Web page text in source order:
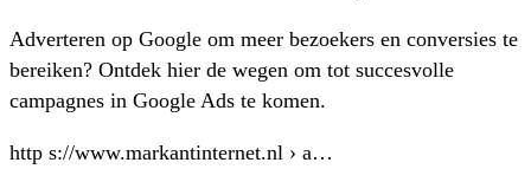
Adverteren op Google om meer bezoekers en conversies te
bereiken? Ontdek hier de wegen om tot succesvolle
campagnes in Google Ads te komen.
http s://www.markantinternet.nl › a…